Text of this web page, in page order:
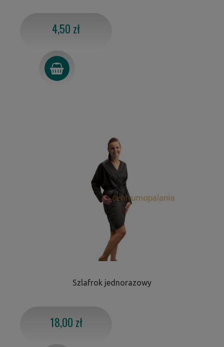
4,50 zł
Szlafrok jednorazowy
18,00 zł